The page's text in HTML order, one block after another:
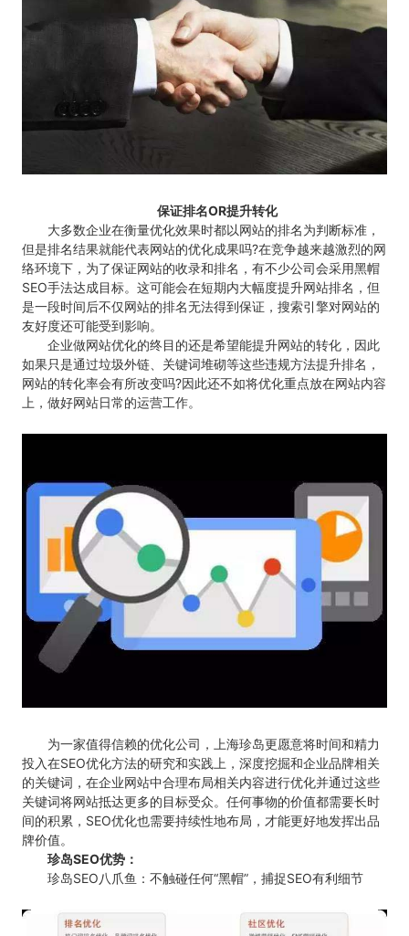
保证排名OR提升转化
大多数企业在衡量优化效果时都以网站的排名为判断标准，
但是排名结果就能代表网站的优化成果吗?在竞争越来越激烈的网
络环境下，为了保证网站的收录和排名，有不少公司会采用黑帽
SEO手法达成目标。这可能会在短期内大幅度提升网站排名，但
是一段时间后不仅网站的排名无法得到保证，搜索引擎对网站的
友好度还可能受到影响。
企业做网站优化的终目的还是希望能提升网站的转化，因此
如果只是通过垃圾外链、关键词堆砌等这些违规方法提升排名，
网站的转化率会有所改变吗?因此还不如将优化重点放在网站内容
上，做好网站日常的运营工作。
为一家值得信赖的优化公司，上海珍岛更愿意将时间和精力
投入在SEO优化方法的研究和实践上，深度挖掘和企业品牌相关
的关键词，在企业网站中合理布局相关内容进行优化并通过这些
关键词将网站抵达更多的目标受众。任何事物的价值都需要长时
间的积累，SEO优化也需要持续性地布局，才能更好地发挥出品
牌价值。
珍岛SEO优势：
珍岛SEO八爪鱼：不触碰任何“黑帽”，捕捉SEO有利细节